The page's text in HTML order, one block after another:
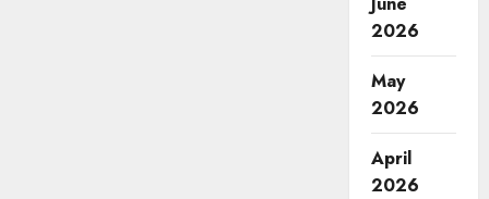
2026
May
2026
April
2026